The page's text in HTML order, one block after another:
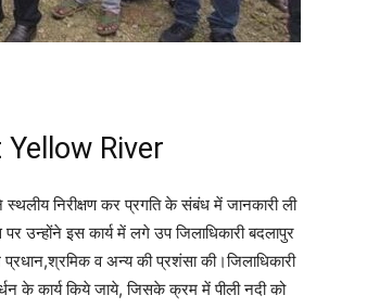
River
स्थलीय निरीक्षण कर प्रगति के संबंध में जानकारी ली
उन्होंने इस कार्य में लगे उप जिलाधिकारी बदलापुर
प्रधान,श्रमिक व अन्य की प्रशंसा की।जिलाधिकारी
के कार्य किये जाये, जिसके क्रम में पीली नदी को